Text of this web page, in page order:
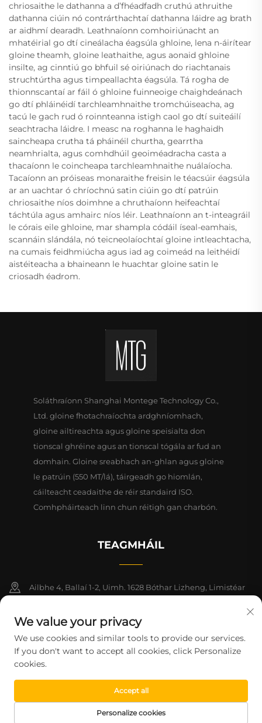
chriosaithe le dathanna a d’fhéadfadh cruthú athruithe
dathanna ciúin nó contrárthachtaí dathanna láidre ag brath
ar aidhmí dearadh. Leathnaíonn comhoiriúnacht an
mhatéirial go dtí cineálacha éagsúla ghloine, lena n-áirítear
gloine theamh, gloine leathaithe, agus aonaid ghloine
insilte, ag cinntiú go bhfuil sé oiriúnach do riachtanais
struchtúrtha agus timpeallachta éagsúla. Tá rogha de
thionnscantaí ar fáil ó ghloine fuinneoige chaighdeánach
go dtí phláinéidí tarchleamhnaithe tromchúiseacha, ag
tacú le gach rud ó roinnteanna istigh caol go dtí suiteáilí
seachtracha láidre. I measc na roghanna le haghaidh
saincheapa crutha tá pháinéil churtha, gearrtha
neamhrialta, agus comhdhúil geoiméadracha casta a
thacaíonn le coincheapa tarchleamhnaithe nuálaíocha.
Tacaíonn an próiseas monaraithe freisin le téacsúir éagsúla
ar an uachtar ó chríochnú satin ciúin go dtí patrúin
chriosaithe níos doimhne a chruthaíonn heifeachtaí
táchtúla agus amhairc níos léir. Leathnaíonn an t-inteagráil
le córais eile ghloine, mar shampla códáil íseal-eamhais,
scannáin slándála, nó teicneolaíochtaí gloine intleachtacha,
na cumais feidhmiúcha agus iad ag coimeád na leithéidí
aistéiteacha a bhaineann le huachtar gloine satin le
criosadh éadrom.
Soláthraíonn Shanghai Montege Technology Co.,
Ltd. gloine fhotachraíochta ardghníomhach,
gloine ailtireachta agus gloine speisialta don
tionscal ghréine agus an tionscal tógála ar fud an
domhain. Gloine sreabhach an-ghlan agus gloine
le patrúin (550 MT/lá), táirgeadh go hiomlán,
cáilteacht ceadaithe de réir standaird ISO.
Comhpháirteach linn chun réitigh gan charbón.
TEAGMHÁIL
Ailbhe 4, Ballaí 1-2, Uimh. 1628 Bóthar Lizheng, Limistéar
+86-15124919712
[email protected]
CúlchópyRIGHT © 2026 Shanghai Montege Technology Co., Ltd.
Gach ceart ar cosaint. Beartas Príobháideachta
We value your privacy
We use cookies and similar tools to provide our services.
If you don't want to accept all cookies, click Personalize
cookies.
Personalize cookies
Accept all